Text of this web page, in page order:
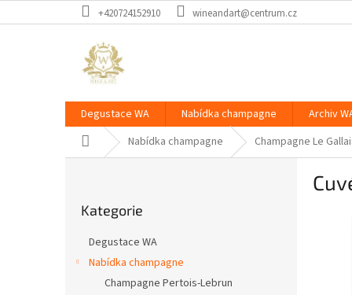
na
+420724152910 wineandart@centrum.cz
Degustace WA Nabídka champagne Archiv
Domů Nabídka champagne Champagne Le
kategorie
Kategorie
Degustace WA
Nabídka champagne
Champagne Pertois-Lebrun